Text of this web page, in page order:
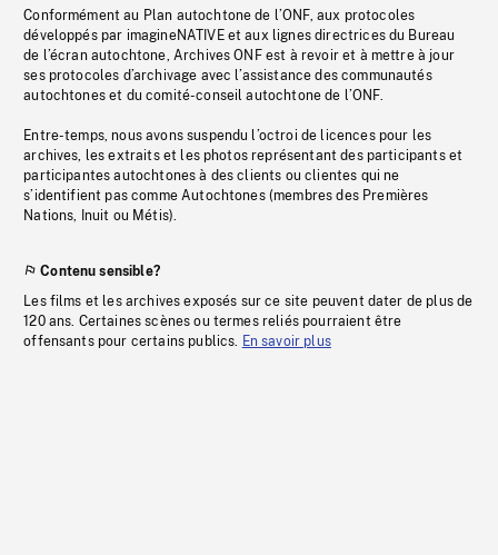
Conformément au Plan autochtone de l’ONF, aux protocoles
développés par imagineNATIVE et aux lignes directrices du Bureau
de l’écran autochtone, Archives ONF est à revoir et à mettre à jour
ses protocoles d’archivage avec l’assistance des communautés
autochtones et du comité-conseil autochtone de l’ONF.
Entre-temps, nous avons suspendu l’octroi de licences pour les
archives, les extraits et les photos représentant des participants et
participantes autochtones à des clients ou clientes qui ne
s’identifient pas comme Autochtones (membres des Premières
Nations, Inuit ou Métis).
Contenu sensible?
Les films et les archives exposés sur ce site peuvent dater de plus de
120 ans. Certaines scènes ou termes reliés pourraient être
offensants pour certains publics. En savoir plus